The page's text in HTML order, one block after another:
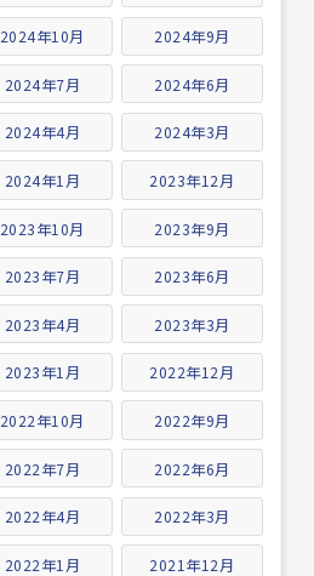
2024年10月 2024年9月
2024年7月 2024年6月
2024年4月 2024年3月
2024年1月 2023年12月
2023年10月 2023年9月
2023年7月 2023年6月
2023年4月 2023年3月
2023年1月 2022年12月
2022年10月 2022年9月
2022年7月 2022年6月
2022年4月 2022年3月
2022年1月 2021年12月